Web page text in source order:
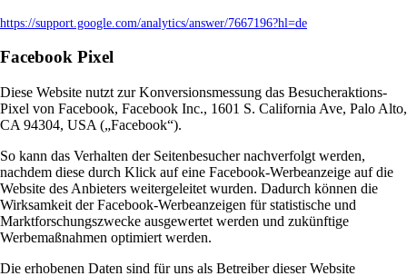
https://support.google.com/analytics/answer/7667196?hl=de
Facebook Pixel
Diese Website nutzt zur Konversionsmessung das Besucheraktions-
Pixel von Facebook, Facebook Inc., 1601 S. California Ave, Palo Alto,
CA 94304, USA („Facebook“).
So kann das Verhalten der Seitenbesucher nachverfolgt werden,
nachdem diese durch Klick auf eine Facebook-Werbeanzeige auf die
Website des Anbieters weitergeleitet wurden. Dadurch können die
Wirksamkeit der Facebook-Werbeanzeigen für statistische und
Marktforschungszwecke ausgewertet werden und zukünftige
Werbemaßnahmen optimiert werden.
Die erhobenen Daten sind für uns als Betreiber dieser Website